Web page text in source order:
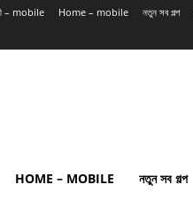
– mobile Home – mobile নতুন সব গল্প
HOME – MOBILE নতুন সব গল্প